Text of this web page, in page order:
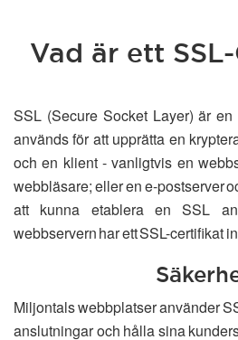
Vad är ett
SSL (Secure Socket Layer) är
används för att upprätta en
och en klient - vanligtvis en
webbläsare; eller en e-postserver
att kunna etablera en SSL
webbservern har ett SSL-certifikat
Miljontals webbplatser använder
anslutningar och hålla sina